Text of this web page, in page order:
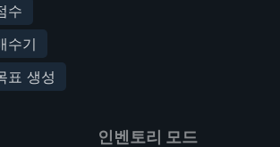
수
수기
표 생성
인벤토리 모드